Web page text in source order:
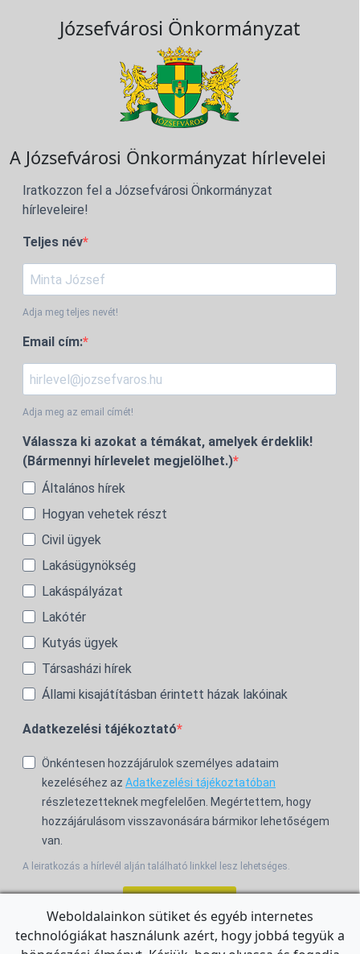
Józsefvárosi Önkormányzat
A Józsefvárosi Önkormányzat hírlevelei
Iratkozzon fel a Józsefvárosi Önkormányzat
hírleveleire!
Teljes név
Adja meg teljes nevét!
Email cím:
Adja meg az email címét!
Válassza ki azokat a témákat, amelyek érdeklik!
(Bármennyi hírlevelet megjelölhet.)
Általános hírek
Hogyan vehetek részt
Civil ügyek
Lakásügynökség
Lakáspályázat
Lakótér
Kutyás ügyek
Társasházi hírek
Állami kisajátításban érintett házak lakóinak
Adatkezelési tájékoztató
Önkéntesen hozzájárulok személyes adataim
kezeléséhez az Adatkezelési tájékoztatóban
részletezetteknek megfelelően. Megértettem, hogy
hozzájárulásom visszavonására bármikor lehetőségem
van.
A leiratkozás a hírlevél alján található linkkel lesz lehetséges.
For the English Newsletter, clickHERE.
Weboldalainkon sütiket és egyéb internetes
technológiákat használunk azért, hogy jobbá tegyük a